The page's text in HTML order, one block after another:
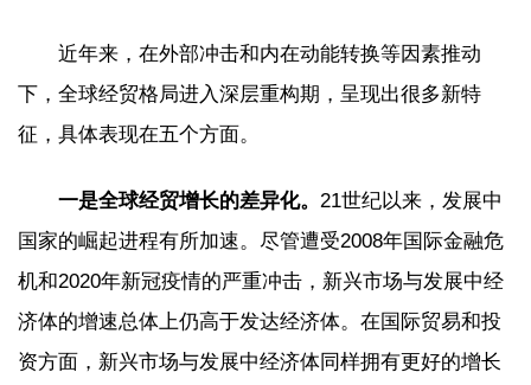
近年来，在外部冲击和内在动能转换等因素推动
下，全球经贸格局进入深层重构期，呈现出很多新特
征，具体表现在五个方面。
一是全球经贸增长的差异化。 21世纪以来，发展中
国家的崛起进程有所加速。尽管遭受2008年国际金融危
机和2020年新冠疫情的严重冲击，新兴市场与发展中经
济体的增速总体上仍高于发达经济体。在国际贸易和投
资方面，新兴市场与发展中经济体同样拥有更好的增长